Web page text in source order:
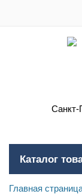
Санкт-
Каталог
Главная